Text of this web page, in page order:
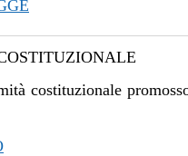
costituzionale